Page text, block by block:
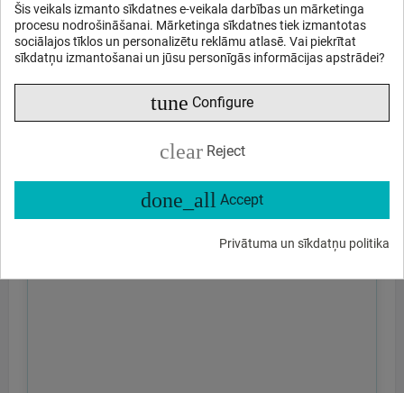
Šis veikals izmanto sīkdatnes e-veikala darbības un mārketinga
procesu nodrošināšanai. Mārketinga sīkdatnes tiek izmantotas
sociālajos tīklos un personalizētu reklāmu atlasē. Vai piekrītat
sīkdatņu izmantošanai un jūsu personīgās informācijas apstrādei?
tune Configure
clear Reject
done_all Accept
Privātuma un sīkdatņu politika